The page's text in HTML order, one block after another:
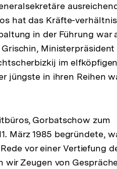
hat das Kräfte-
in der Führung war
Ministerpräsident
im elfköpfigen
jüngste in ihren Reihen
Gorbatschow zum
März 1985 begründete,
vor einer Vertiefung
wir Zeugen von